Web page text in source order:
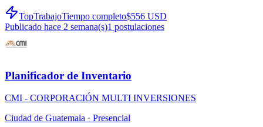
TopTrabajoTiempo completo$556 USD
Publicado hace 2 semana(s)1 postulaciones
Planificador de Inventario
CMI - CORPORACIÓN MULTI INVERSIONES
Ciudad de Guatemala · Presencial